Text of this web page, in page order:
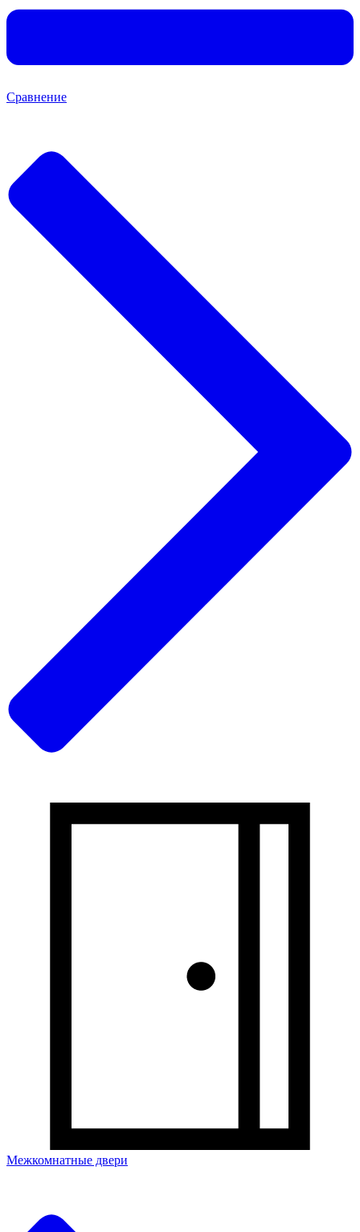
Сравнение
Межкомнатные двери